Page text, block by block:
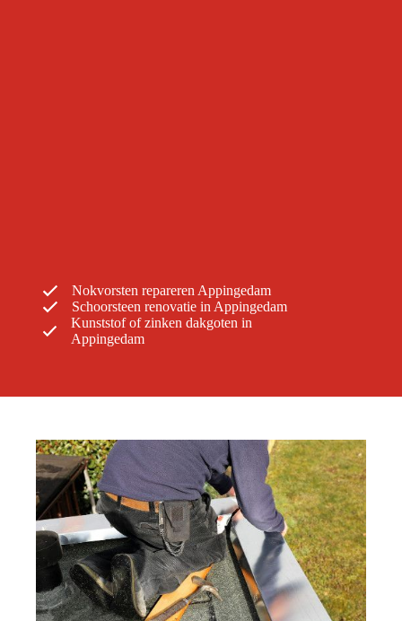
Nokvorsten repareren Appingedam
Schoorsteen renovatie in Appingedam
Kunststof of zinken dakgoten in
Appingedam